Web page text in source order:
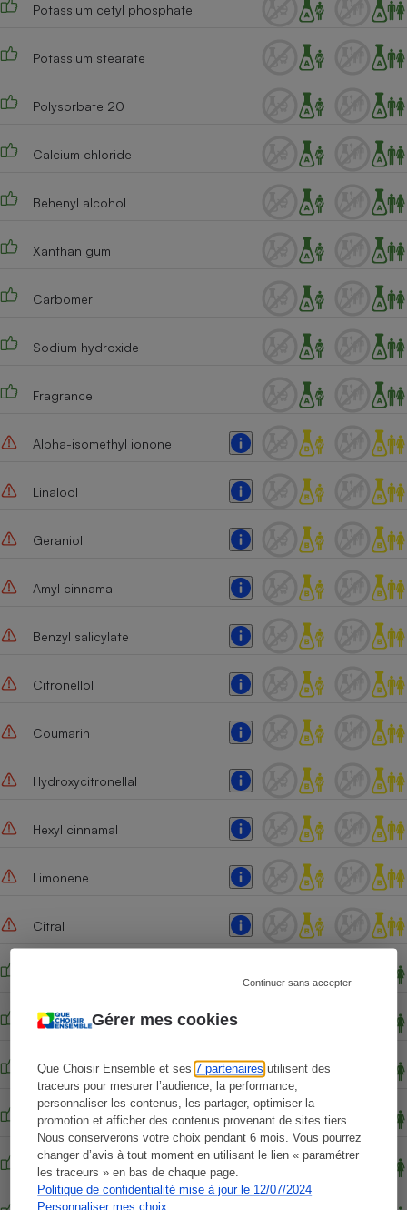
Gérer mes cookies
Que Choisir Ensemble et ses7 partenaires utilisent des
traceurs pour mesurer l’audience, la performance,
personnaliser les contenus, les partager, optimiser la
promotion et afficher des contenus provenant de sites tiers.
Nous conserverons votre choix pendant 6 mois. Vous pourrez
changer d’avis à tout moment en utilisant le lien « paramétrer
les traceurs » en bas de chaque page.
Politique de confidentialité mise à jour le 12/07/2024
Continuer sans accepter
Potassium cetyl phosphate
Potassium stearate
Polysorbate 20
Calcium chloride
Behenyl alcohol
Xanthan gum
Carbomer
Sodium hydroxide
Fragrance
Alpha-isomethyl ionone
Linalool
Geraniol
Amyl cinnamal
Benzyl salicylate
Citronellol
Coumarin
Hydroxycitronellal
Hexyl cinnamal
Limonene
Citral
Disodium edta
Silica dimethyl silylate
Tocopheryl acetate
Benzophenone-4